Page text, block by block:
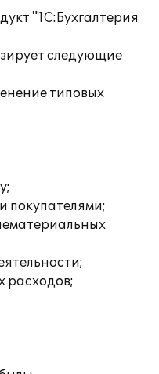
"1С:Бухгалтерия
следующие
типовых
покупателями;
расходов;